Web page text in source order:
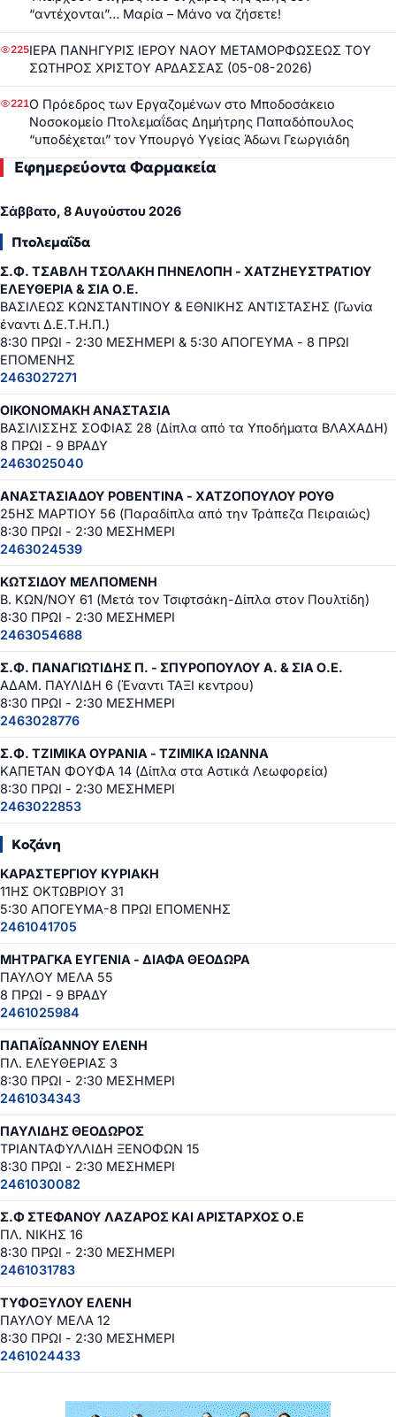
“αντέχονται”… Μαρία – Μάνο να ζήσετε!
225ΙΕΡΑ ΠΑΝΗΓΥΡΙΣ ΙΕΡΟΥ ΝΑΟΥ ΜΕΤΑΜΟΡΦΩΣΕΩΣ ΤΟΥ
ΣΩΤΗΡΟΣ ΧΡΙΣΤΟΥ ΑΡΔΑΣΣΑΣ (05-08-2026)
221Ο Πρόεδρος των Εργαζομένων στο Μποδοσάκειο
Νοσοκομείο Πτολεμαΐδας Δημήτρης Παπαδόπουλος
“υποδέχεται” τον Υπουργό Υγείας Άδωνι Γεωργιάδη
Εφημερεύοντα Φαρμακεία
Σάββατο, 8 Αυγούστου 2026
Πτολεμαΐδα
Σ.Φ. ΤΣΑΒΛΗ ΤΣΟΛΑΚΗ ΠΗΝΕΛΟΠΗ - ΧΑΤΖΗΕΥΣΤΡΑΤΙΟΥ
ΕΛΕΥΘΕΡΙΑ & ΣΙΑ Ο.Ε.
ΒΑΣΙΛΕΩΣ ΚΩΝΣΤΑΝΤΙΝΟΥ & ΕΘΝΙΚΗΣ ΑΝΤΙΣΤΑΣΗΣ (Γωνία
έναντι Δ.Ε.Τ.Η.Π.)
8:30 ΠΡΩΙ - 2:30 ΜΕΣΗΜΕΡΙ & 5:30 ΑΠΟΓΕΥΜΑ - 8 ΠΡΩΙ
ΕΠΟΜΕΝΗΣ
2463027271
ΟΙΚΟΝΟΜΑΚΗ ΑΝΑΣΤΑΣΙΑ
ΒΑΣΙΛΙΣΣΗΣ ΣΟΦΙΑΣ 28 (Δίπλα από τα Υποδήματα ΒΛΑΧΑΔΗ)
8 ΠΡΩΙ - 9 ΒΡΑΔΥ
2463025040
ΑΝΑΣΤΑΣΙΑΔΟΥ ΡΟΒΕΝΤΙΝΑ - ΧΑΤΖΟΠΟΥΛΟΥ ΡΟΥΘ
25ΗΣ ΜΑΡΤΙΟΥ 56 (Παραδίπλα από την Τράπεζα Πειραιώς)
8:30 ΠΡΩΙ - 2:30 ΜΕΣΗΜΕΡΙ
2463024539
ΚΩΤΣΙΔΟΥ ΜΕΛΠΟΜΕΝΗ
Β. ΚΩΝ/ΝΟΥ 61 (Μετά τον Τσιφτσάκη-Δίπλα στον Πουλτίδη)
8:30 ΠΡΩΙ - 2:30 ΜΕΣΗΜΕΡΙ
2463054688
Σ.Φ. ΠΑΝΑΓΙΩΤΙΔΗΣ Π. - ΣΠΥΡΟΠΟΥΛΟΥ Α. & ΣΙΑ Ο.Ε.
ΑΔΑΜ. ΠΑΥΛΙΔΗ 6 (Έναντι ΤΑΞΙ κεντρου)
8:30 ΠΡΩΙ - 2:30 ΜΕΣΗΜΕΡΙ
2463028776
Σ.Φ. ΤΖΙΜΙΚΑ ΟΥΡΑΝΙΑ - ΤΖΙΜΙΚΑ ΙΩΑΝΝΑ
ΚΑΠΕΤΑΝ ΦΟΥΦΑ 14 (Δίπλα στα Αστικά Λεωφορεία)
8:30 ΠΡΩΙ - 2:30 ΜΕΣΗΜΕΡΙ
2463022853
Κοζάνη
ΚΑΡΑΣΤΕΡΓΙΟΥ ΚΥΡΙΑΚΗ
11ΗΣ ΟΚΤΩΒΡΙΟΥ 31
5:30 ΑΠΟΓΕΥΜΑ-8 ΠΡΩΙ ΕΠΟΜΕΝΗΣ
2461041705
ΜΗΤΡΑΓΚΑ ΕΥΓΕΝΙΑ - ΔΙΑΦΑ ΘΕΟΔΩΡΑ
ΠΑΥΛΟΥ ΜΕΛΑ 55
8 ΠΡΩΙ - 9 ΒΡΑΔΥ
2461025984
ΠΑΠΑΪΩΑΝΝΟΥ ΕΛΕΝΗ
ΠΛ. ΕΛΕΥΘΕΡΙΑΣ 3
8:30 ΠΡΩΙ - 2:30 ΜΕΣΗΜΕΡΙ
2461034343
ΠΑΥΛΙΔΗΣ ΘΕΟΔΩΡΟΣ
ΤΡΙΑΝΤΑΦΥΛΛΙΔΗ ΞΕΝΟΦΩΝ 15
8:30 ΠΡΩΙ - 2:30 ΜΕΣΗΜΕΡΙ
2461030082
Σ.Φ ΣΤΕΦΑΝΟΥ ΛΑΖΑΡΟΣ ΚΑΙ ΑΡΙΣΤΑΡΧΟΣ Ο.Ε
ΠΛ. ΝΙΚΗΣ 16
8:30 ΠΡΩΙ - 2:30 ΜΕΣΗΜΕΡΙ
2461031783
ΤΥΦΟΞΥΛΟΥ ΕΛΕΝΗ
ΠΑΥΛΟΥ ΜΕΛΑ 12
8:30 ΠΡΩΙ - 2:30 ΜΕΣΗΜΕΡΙ
2461024433